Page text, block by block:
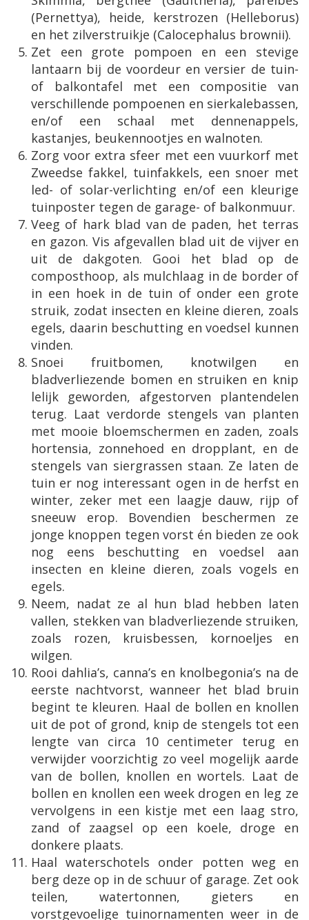
(Pernettya), heide, kerstrozen (Helleborus)
en het zilverstruikje (Calocephalus brownii).
Zet een grote pompoen en een stevige
lantaarn bij de voordeur en versier de tuin-
of balkontafel met een compositie van
verschillende pompoenen en sierkalebassen,
en/of een schaal met dennenappels,
kastanjes, beukennootjes en walnoten.
Zorg voor extra sfeer met een vuurkorf met
Zweedse fakkel, tuinfakkels, een snoer met
led- of solar-verlichting en/of een kleurige
tuinposter tegen de garage- of balkonmuur.
Veeg of hark blad van de paden, het terras
en gazon. Vis afgevallen blad uit de vijver en
uit de dakgoten. Gooi het blad op de
composthoop, als mulchlaag in de border of
in een hoek in de tuin of onder een grote
struik, zodat insecten en kleine dieren, zoals
egels, daarin beschutting en voedsel kunnen
vinden.
Snoei fruitbomen, knotwilgen en
bladverliezende bomen en struiken en knip
lelijk geworden, afgestorven plantendelen
terug. Laat verdorde stengels van planten
met mooie bloemschermen en zaden, zoals
hortensia, zonnehoed en dropplant, en de
stengels van siergrassen staan. Ze laten de
tuin er nog interessant ogen in de herfst en
winter, zeker met een laagje dauw, rijp of
sneeuw erop. Bovendien beschermen ze
jonge knoppen tegen vorst én bieden ze ook
nog eens beschutting en voedsel aan
insecten en kleine dieren, zoals vogels en
egels.
Neem, nadat ze al hun blad hebben laten
vallen, stekken van bladverliezende struiken,
zoals rozen, kruisbessen, kornoeljes en
wilgen.
Rooi dahlia’s, canna’s en knolbegonia’s na de
eerste nachtvorst, wanneer het blad bruin
begint te kleuren. Haal de bollen en knollen
uit de pot of grond, knip de stengels tot een
lengte van circa 10 centimeter terug en
verwijder voorzichtig zo veel mogelijk aarde
van de bollen, knollen en wortels. Laat de
bollen en knollen een week drogen en leg ze
vervolgens in een kistje met een laag stro,
zand of zaagsel op een koele, droge en
donkere plaats.
Haal waterschotels onder potten weg en
berg deze op in de schuur of garage. Zet ook
teilen, watertonnen, gieters en
vorstgevoelige tuinornamenten weer in de